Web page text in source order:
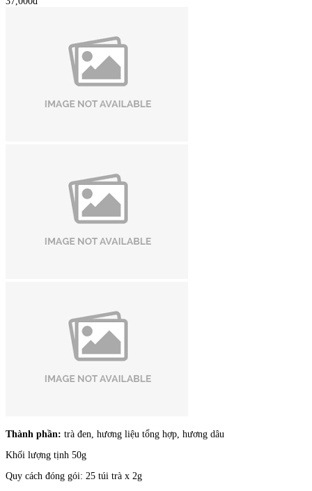
Thành phần: trà đen, hương liệu tổng hợp, hương dâu
Khối lượng tịnh 50g
Quy cách đóng gói: 25 túi trà x 2g